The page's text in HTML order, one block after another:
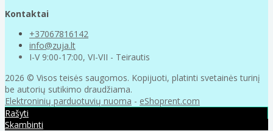
Kontaktai
+37067816142
info@zuja.lt
I-V 9:00-17:00, VI-VII - Teirautis
2026 © Visos teisės saugomos. Kopijuoti, platinti svetainės turinį
be autorių sutikimo draudžiama.
Elektroninių parduotuvių nuoma - eShoprent.com
Rašyti
Skambinti